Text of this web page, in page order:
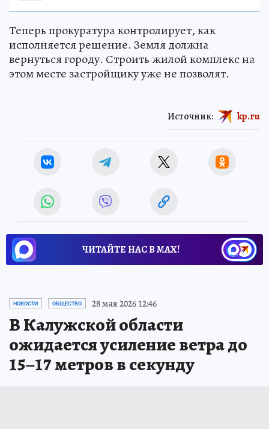
Теперь прокуратура контролирует, как
исполняется решение. Земля должна
вернуться городу. Строить жилой комплекс на
этом месте застройщику уже не позволят.
Источник: kp.ru
ЧИТАЙТЕ НАС В МАХ!
НОВОСТИ ОБЩЕСТВО 28 мая 2026 12:46
В Калужской области
ожидается усиление ветра до
15–17 метров в секунду